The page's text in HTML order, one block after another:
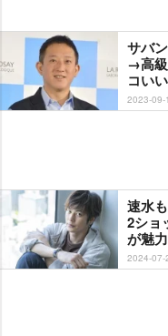
サバ
→高級
コい
2023-09-
速水
2ショ
が魅力
2024-07-